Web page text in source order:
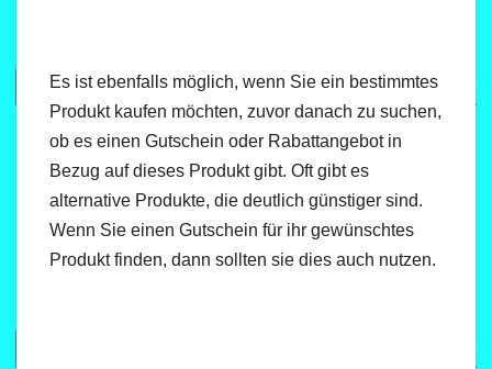
Es ist ebenfalls möglich, wenn Sie ein bestimmtes
Produkt kaufen möchten, zuvor danach zu suchen,
ob es einen Gutschein oder Rabattangebot in
Bezug auf dieses Produkt gibt. Oft gibt es
alternative Produkte, die deutlich günstiger sind.
Wenn Sie einen Gutschein für ihr gewünschtes
Produkt finden, dann sollten sie dies auch nutzen.